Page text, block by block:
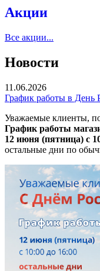
Акции
Все акции...
Новости
11.06.2026
График работы в День
Уважаемые клиенты,
График работы
12 июня (пятница) с
остальные дни по